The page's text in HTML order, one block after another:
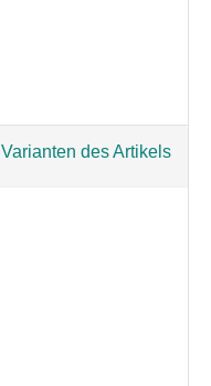
Varianten des Artikels